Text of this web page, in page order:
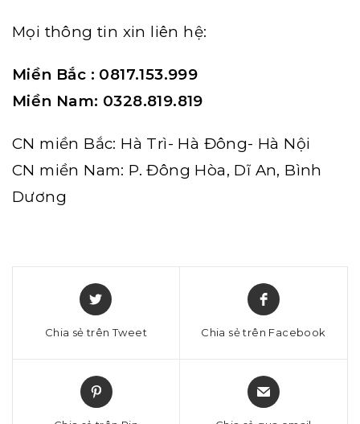
Mọi thông tin xin liên hệ:
Miền Bắc : 0817.153.999
Miền Nam: 0328.819.819
CN miền Bắc: Hà Trì- Hà Đông- Hà Nội
CN miền Nam: P. Đông Hòa, Dĩ An, Bình
Dương
Chia sẻ trên Tweet Chia sẻ trên Facebook